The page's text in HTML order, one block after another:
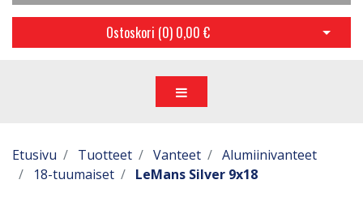
Ostoskori (0) 0,00 € Avaa
Etusivu Tuotteet Vanteet
Alumiinivanteet
18-tuumaiset
LeMans Silver 9x18